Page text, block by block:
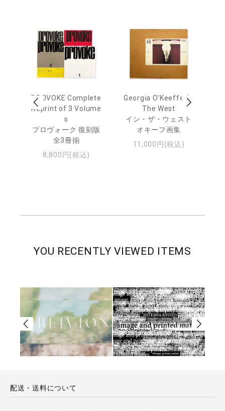
PROVOKE Complete
Reprint of 3 Volume
s
プロヴォーク 復刻版
全3冊揃
8,800円(税込)
Georgia O'Keeffe: In
The West
イン・ザ・ウェスト
オキーフ画集
11,000円(税込)
YOU RECENTLY VIEWED ITEMS
配送・送料について